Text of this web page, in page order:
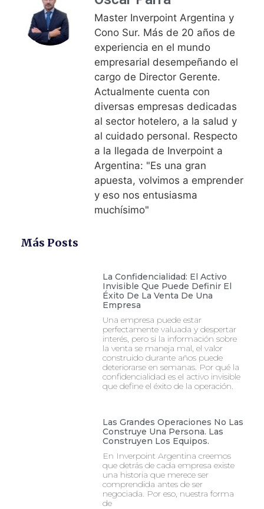
Master Inverpoint Argentina y
Cono Sur. Más de 20 años de
experiencia en el mundo
empresarial desempeñando el
cargo de Director Gerente.
Actualmente cuenta con
diversas empresas dedicadas
al sector hotelero, a la salud y
al cuidado personal. Respecto
a la llegada de Inverpoint a
Argentina: "Es una gran
apuesta, volvimos a emprender
y eso nos entusiasma
muchísimo"
Más Posts
La Confidencialidad: El Activo
Invisible Que Puede Definir El
Éxito De La Venta De Una
Empresa
Una empresa puede estar
perfectamente valuada y despertar
interés, pero si la información sobre
la venta se maneja mal, el valor
construido durante años puede
deteriorarse en semanas. Por qué la
confidencialidad es el activo invisible
que define el éxito de la operación.
Las Grandes Operaciones No Las
Construye Una Persona. Las
Construyen Los Equipos.
En Inverpoint Argentina creemos
que detrás de cada empresa existe
una historia que merece ser
comprendida antes de ser
negociada. Por eso, nuestra forma
de